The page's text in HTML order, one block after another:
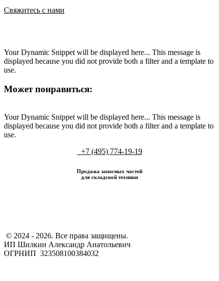
Свяжитесь с нами
Your Dynamic Snippet will be displayed here... This message is
displayed because you did not provide both a filter and a template to
use.
Может понравиться:
Your Dynamic Snippet will be displayed here... This message is
displayed because you did not provide both a filter and a template to
use.
+7 (495) 774-19-19
Продажа запасных частей
для складской техники
​ © 2024 - 2026. Все права защищены.
ИП Шилкин Александр Анатольевич
ОГРНИП 323508100384032